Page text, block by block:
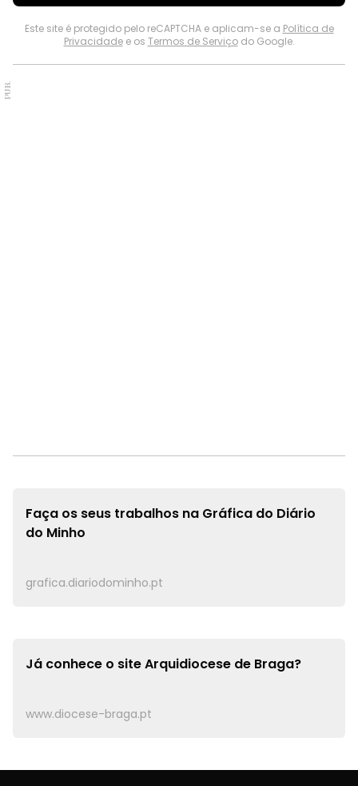
Este site é protegido pelo reCAPTCHA e aplicam-se a Política de
Privacidadee os Termos de Serviçodo Google.
PUB.
Faça os seus trabalhos na Gráfica do Diário
do Minho
grafica.diariodominho.pt
Já conhece o siteArquidiocese de Braga?
www.diocese-braga.pt